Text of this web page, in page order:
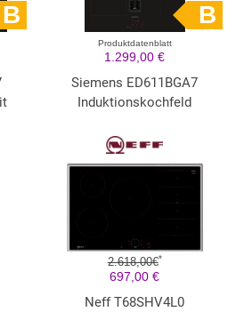
B B
Produktdatenblatt
1.299,00 €
Siemens ED611BGA7
Induktionskochfeld
2.618,00€*
697,00 €
Neff T68SHV4L0